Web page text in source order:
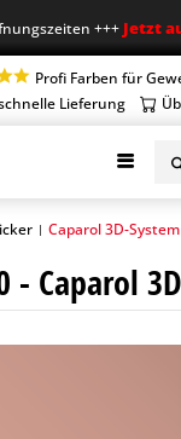
+++Jetzt
Profi Farben für
Lieferung
| Caparol 3D-
- Caparol